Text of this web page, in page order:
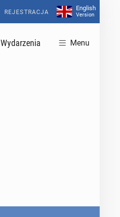
REJESTRACJA
English
Version
Wydarzenia Menu